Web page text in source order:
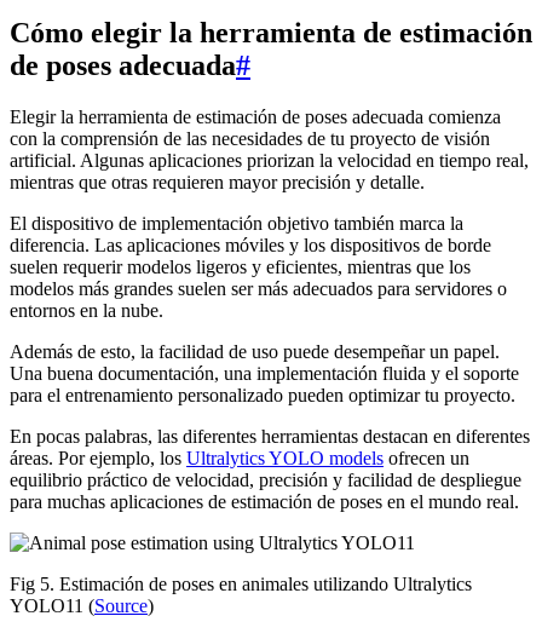
Cómo elegir la herramienta de estimación
de poses adecuada#
Elegir la herramienta de estimación de poses adecuada comienza
con la comprensión de las necesidades de tu proyecto de visión
artificial. Algunas aplicaciones priorizan la velocidad en tiempo real,
mientras que otras requieren mayor precisión y detalle.
El dispositivo de implementación objetivo también marca la
diferencia. Las aplicaciones móviles y los dispositivos de borde
suelen requerir modelos ligeros y eficientes, mientras que los
modelos más grandes suelen ser más adecuados para servidores o
entornos en la nube.
Además de esto, la facilidad de uso puede desempeñar un papel.
Una buena documentación, una implementación fluida y el soporte
para el entrenamiento personalizado pueden optimizar tu proyecto.
En pocas palabras, las diferentes herramientas destacan en diferentes
áreas. Por ejemplo, los Ultralytics YOLO models ofrecen un
equilibrio práctico de velocidad, precisión y facilidad de despliegue
para muchas aplicaciones de estimación de poses en el mundo real.
Fig 5. Estimación de poses en animales utilizando Ultralytics
YOLO11 (Source)